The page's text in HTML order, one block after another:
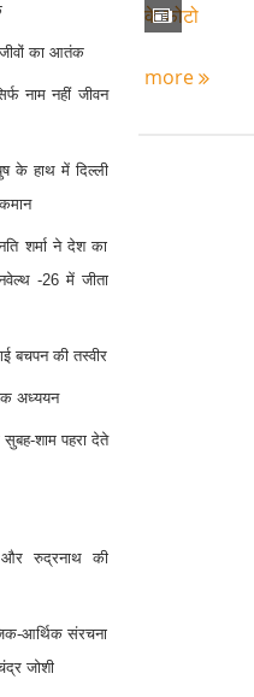
more
का आतंक
नाम नहीं जीवन
के हाथ में दिल्ली
शर्मा ने देश का
-26 में जीता
बचपन की तस्वीर
अध्ययन
शाम पहरा देते
रुद्रनाथ की
आर्थिक संरचना
जोशी